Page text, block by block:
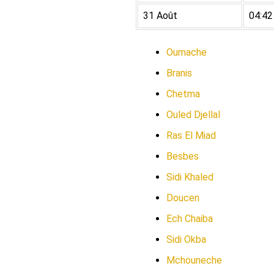
31 Août 04:42
Oumache
Branis
Chetma
Ouled Djellal
Ras El Miad
Besbes
Sidi Khaled
Doucen
Ech Chaiba
Sidi Okba
Mchouneche